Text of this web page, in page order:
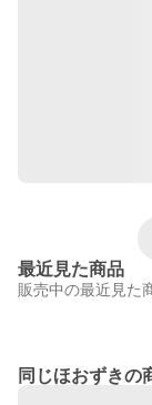
最近見た商品
販売中の最近見た
同じほおずきの